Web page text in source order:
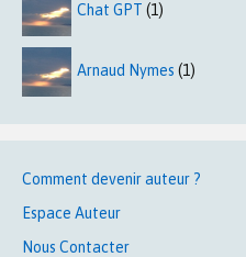
Chat GPT (1)
Arnaud Nymes (1)
Comment devenir auteur ?
Espace Auteur
Nous Contacter